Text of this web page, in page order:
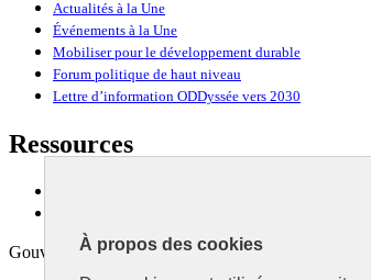
À propos des cookies
Actualités à la Une
Événements à la Une
Mobiliser pour le développement durable
Forum politique de haut niveau
Lettre d’information ODDyssée vers 2030
Ressources
Gouvernement